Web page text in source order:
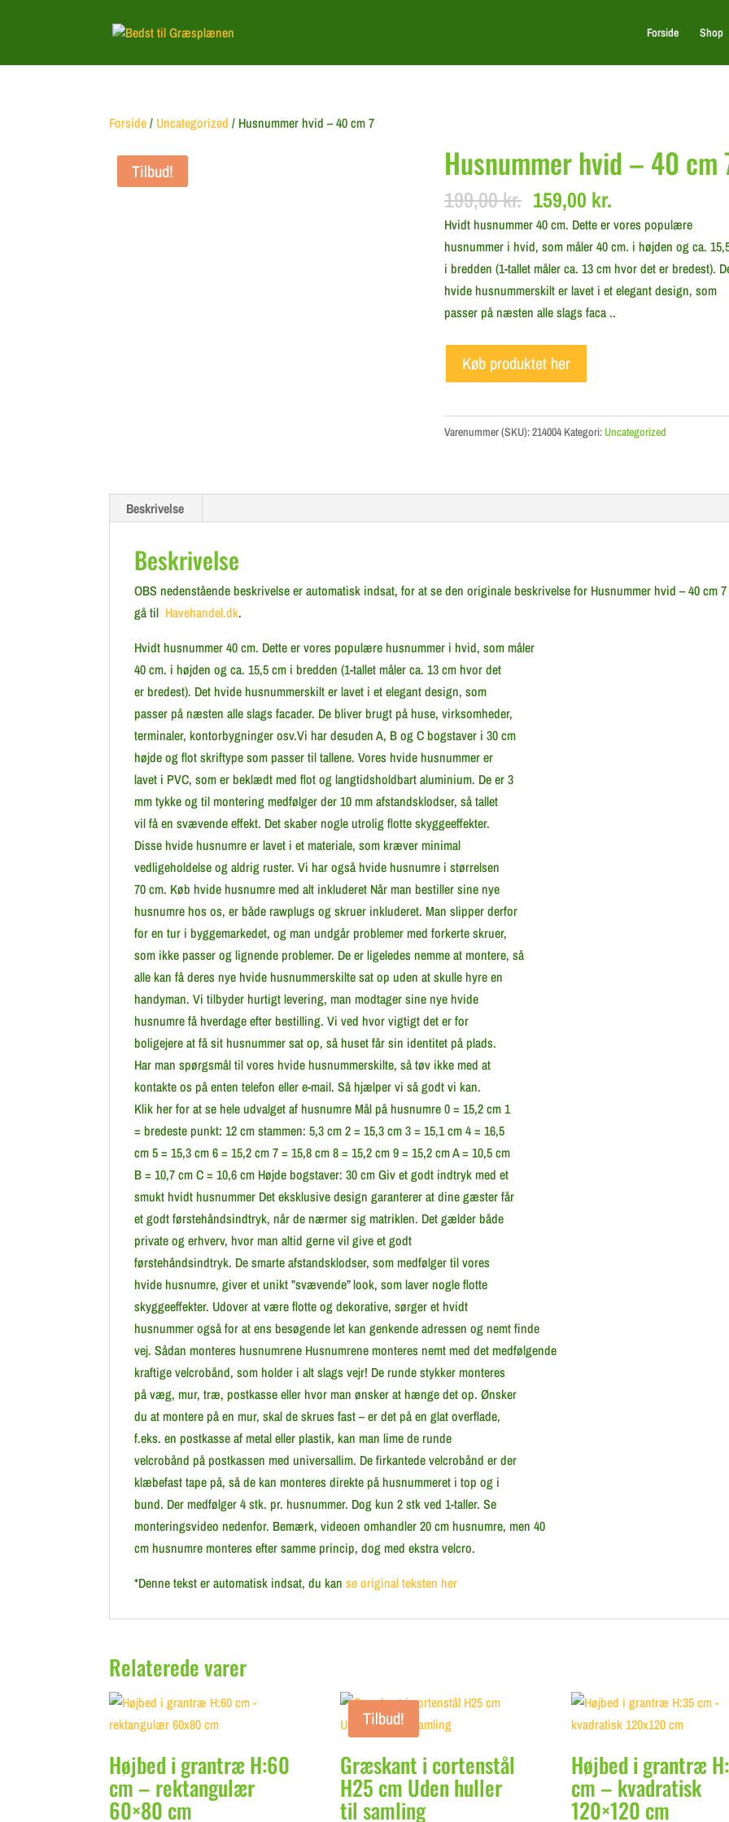
Forside Shop
Forside/ Uncategorized / Husnummer hvid – 40 cm 7
Tilbud! Husnummer hvid – 40 cm
199,00kr. Original
price
was:
199,00 kr..
159,00 kr.
price
is:
159,00 kr..
Hvidt husnummer 40 cm. Dette er vores populære
husnummer i hvid, som måler 40 cm. i højden og ca.
i bredden (1-tallet måler ca. 13 cm hvor det er bredest).
hvide husnummerskilt er lavet i et elegant design, som
passer på næsten alle slags faca ..
Køb produktet her
Varenummer (SKU):214004 Kategori: Uncategorized
Beskrivelse
Beskrivelse
OBS nedenstående beskrivelse er automatisk indsat, for at se den originale beskrivelse for Husnummer hvid – 40 cm 7
gå til Havehandel.dk.
Hvidt husnummer 40 cm. Dette er vores populære husnummer i hvid, som måler
40 cm. i højden og ca. 15,5 cm i bredden (1-tallet måler ca. 13 cm hvor det
er bredest). Det hvide husnummerskilt er lavet i et elegant design, som
passer på næsten alle slags facader. De bliver brugt på huse, virksomheder,
terminaler, kontorbygninger osv.Vi har desuden A, B og C bogstaver i 30 cm
højde og flot skriftype som passer til tallene. Vores hvide husnummer er
lavet i PVC, som er beklædt med flot og langtidsholdbart aluminium. De er 3
mm tykke og til montering medfølger der 10 mm afstandsklodser, så tallet
vil få en svævende effekt. Det skaber nogle utrolig flotte skyggeeffekter.
Disse hvide husnumre er lavet i et materiale, som kræver minimal
vedligeholdelse og aldrig ruster. Vi har også hvide husnumre i størrelsen
70 cm. Køb hvide husnumre med alt inkluderet Når man bestiller sine nye
husnumre hos os, er både rawplugs og skruer inkluderet. Man slipper derfor
for en tur i byggemarkedet, og man undgår problemer med forkerte skruer,
som ikke passer og lignende problemer. De er ligeledes nemme at montere, så
alle kan få deres nye hvide husnummerskilte sat op uden at skulle hyre en
handyman. Vi tilbyder hurtigt levering, man modtager sine nye hvide
husnumre få hverdage efter bestilling. Vi ved hvor vigtigt det er for
boligejere at få sit husnummer sat op, så huset får sin identitet på plads.
Har man spørgsmål til vores hvide husnummerskilte, så tøv ikke med at
kontakte os på enten telefon eller e-mail. Så hjælper vi så godt vi kan.
Klik her for at se hele udvalget af husnumre Mål på husnumre 0 = 15,2 cm 1
= bredeste punkt: 12 cm stammen: 5,3 cm 2 = 15,3 cm 3 = 15,1 cm 4 = 16,5
cm 5 = 15,3 cm 6 = 15,2 cm 7 = 15,8 cm 8 = 15,2 cm 9 = 15,2 cm A = 10,5 cm
B = 10,7 cm C = 10,6 cm Højde bogstaver: 30 cm Giv et godt indtryk med et
smukt hvidt husnummer Det eksklusive design garanterer at dine gæster får
et godt førstehåndsindtryk, når de nærmer sig matriklen. Det gælder både
private og erhverv, hvor man altid gerne vil give et godt
førstehåndsindtryk. De smarte afstandsklodser, som medfølger til vores
hvide husnumre, giver et unikt ”svævende” look, som laver nogle flotte
skyggeeffekter. Udover at være flotte og dekorative, sørger et hvidt
husnummer også for at ens besøgende let kan genkende adressen og nemt finde
vej. Sådan monteres husnumrene Husnumrene monteres nemt med det medfølgende
kraftige velcrobånd, som holder i alt slags vejr! De runde stykker monteres
på væg, mur, træ, postkasse eller hvor man ønsker at hænge det op. Ønsker
du at montere på en mur, skal de skrues fast – er det på en glat overflade,
f.eks. en postkasse af metal eller plastik, kan man lime de runde
velcrobånd på postkassen med universallim. De firkantede velcrobånd er der
klæbefast tape på, så de kan monteres direkte på husnummeret i top og i
bund. Der medfølger 4 stk. pr. husnummer. Dog kun 2 stk ved 1-taller. Se
monteringsvideo nedenfor. Bemærk, videoen omhandler 20 cm husnumre, men 40
cm husnumre monteres efter samme princip, dog med ekstra velcro.
*Denne tekst er automatisk indsat, du kanse original teksten her
Relaterede varer
Højbed i grantræ H:60
cm – rektangulær
60×80 cm
Tilbud!
Græskant i cortenstål
H25 cm Uden huller
til samling
Højbed i grantræ
cm – kvadratisk
120×120 cm